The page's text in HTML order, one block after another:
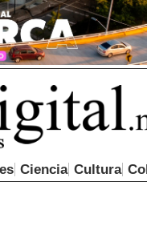
Ciencia Cultura